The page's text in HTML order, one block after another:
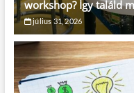
workshop? Így találd
július 31, 2026